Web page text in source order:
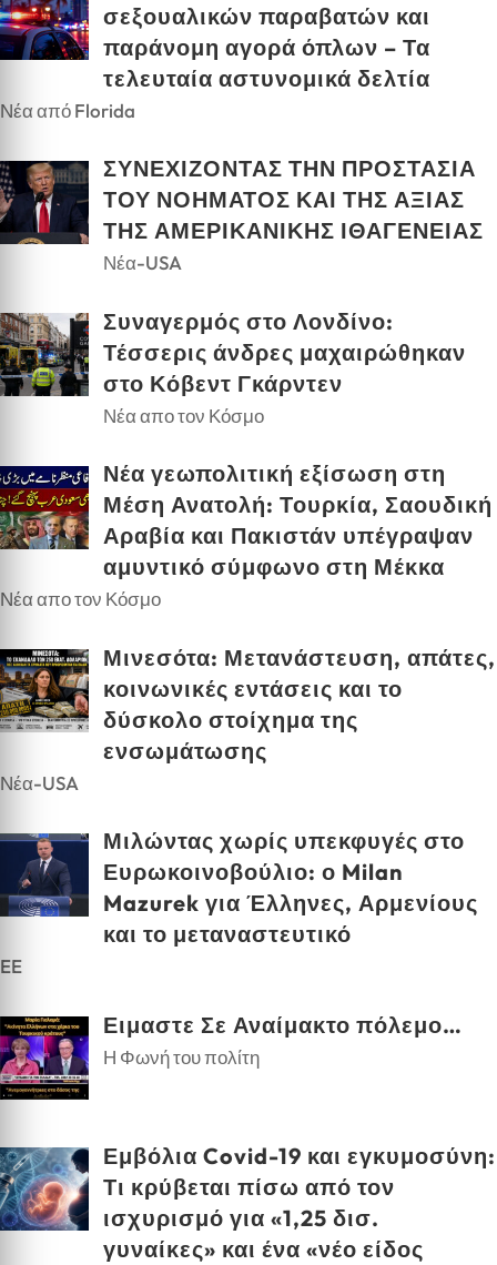
σεξουαλικών παραβατών και
παράνομη αγορά όπλων – Τα
τελευταία αστυνομικά δελτία
Νέα από Florida
ΣΥΝΕΧΙΖΟΝΤΑΣ ΤΗΝ ΠΡΟΣΤΑΣΙΑ
ΤΟΥ ΝΟΗΜΑΤΟΣ ΚΑΙ ΤΗΣ ΑΞΙΑΣ
ΤΗΣ ΑΜΕΡΙΚΑΝΙΚΗΣ ΙΘΑΓΕΝΕΙΑΣ
Νέα-USA
Συναγερμός στο Λονδίνο:
Τέσσερις άνδρες μαχαιρώθηκαν
στο Κόβεντ Γκάρντεν
Νέα απο τον Κόσμο
Νέα γεωπολιτική εξίσωση στη
Μέση Ανατολή: Τουρκία, Σαουδική
Αραβία και Πακιστάν υπέγραψαν
αμυντικό σύμφωνο στη Μέκκα
Νέα απο τον Κόσμο
Μινεσότα: Μετανάστευση, απάτες,
κοινωνικές εντάσεις και το
δύσκολο στοίχημα της
ενσωμάτωσης
Νέα-USA
Μιλώντας χωρίς υπεκφυγές στο
Ευρωκοινοβούλιο: ο Milan
Mazurek για Έλληνες, Αρμενίους
και το μεταναστευτικό
EE
Ειμαστε Σε Αναίμακτο πόλεμο…
Η Φωνή του πολίτη
Εμβόλια Covid-19 και εγκυμοσύνη:
Τι κρύβεται πίσω από τον
ισχυρισμό για «1,25 δισ.
γυναίκες» και ένα «νέο είδος